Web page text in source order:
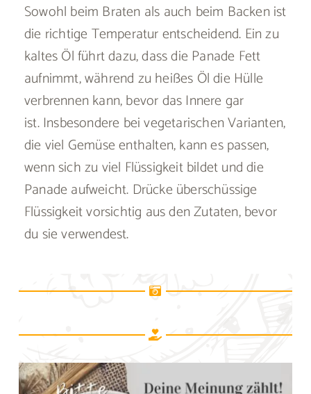
Sowohl beim Braten als auch beim Backen ist
die richtige Temperatur entscheidend. Ein zu
kaltes Öl führt dazu, dass die Panade Fett
aufnimmt, während zu heißes Öl die Hülle
verbrennen kann, bevor das Innere gar
ist. Insbesondere bei vegetarischen Varianten,
die viel Gemüse enthalten, kann es passen,
wenn sich zu viel Flüssigkeit bildet und die
Panade aufweicht. Drücke überschüssige
Flüssigkeit vorsichtig aus den Zutaten, bevor
du sie verwendest.